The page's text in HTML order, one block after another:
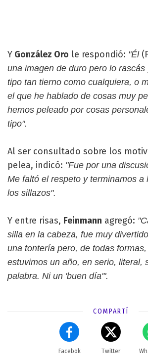
Y González Oro le respondió: "Él
una imagen de duro pero lo
tipo tan tierno como cualquiera, o
el que he hablado de cosas muy
hemos peleado por cosas
tipo".
Al ser consultado sobre los
pelea, indicó: "Fue por una
Me faltó el respeto y terminamos a
los sillazos".
Y entre risas, Feinmann agregó:
silla en la cabeza, fue muy
una tontería pero, de todas
estuvimos un año, en serio, literal,
palabra. Ni un 'buen día'".
COMPARTÍ
Facebok Twitter